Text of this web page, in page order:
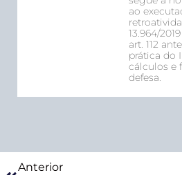
ao
13.964/
art. 112
prática do
cálculos e
defesa.
Anterior